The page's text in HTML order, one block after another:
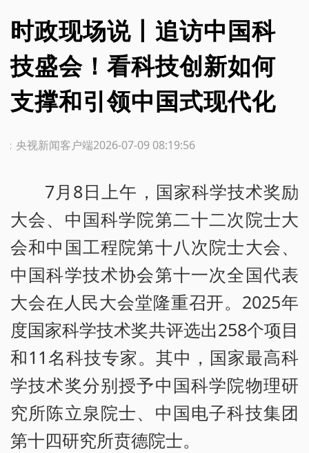
时政现场说丨追访中国科
技盛会！看科技创新如何
支撑和引领中国式现代化
2026-07-09 08:19:56
：央视新闻客户端
7月8日上午，国家科学技术奖励
大会、中国科学院第二十二次院士大
会和中国工程院第十八次院士大会、
中国科学技术协会第十一次全国代表
大会在人民大会堂隆重召开。2025年
度国家科学技术奖共评选出258个项目
和11名科技专家。其中，国家最高科
学技术奖分别授予中国科学院物理研
究所陈立泉院士、中国电子科技集团
第十四研究所贲德院士。